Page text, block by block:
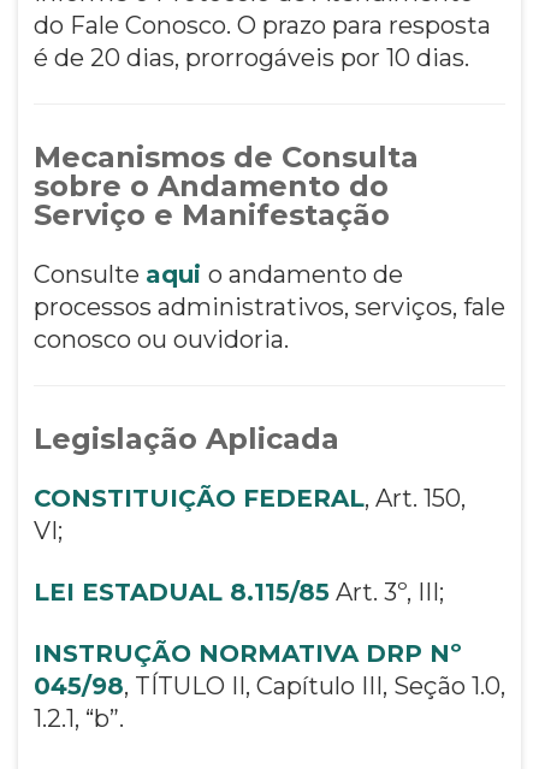
do Fale Conosco. O prazo para resposta
é de 20 dias, prorrogáveis por 10 dias.
Mecanismos de Consulta
sobre o Andamento do
Serviço e Manifestação
Consulte aqui o andamento de
processos administrativos, serviços, fale
conosco ou ouvidoria.
Legislação Aplicada
CONSTITUIÇÃO FEDERAL, Art. 150,
VI;
LEI ESTADUAL 8.115/85Art. 3º, III;
INSTRUÇÃO NORMATIVA DRP Nº
045/98, TÍTULO II, Capítulo III, Seção 1.0,
1.2.1, “b”.